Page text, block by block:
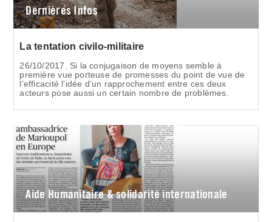
Dernières Infos
La tentation civilo-militaire
26/10/2017. Si la conjugaison de moyens semble à
première vue porteuse de promesses du point de vue de
l’efficacité l’idée d’un rapprochement entre ces deux
acteurs pose aussi un certain nombre de problèmes.
Aide Humanitaire & solidarité internationale